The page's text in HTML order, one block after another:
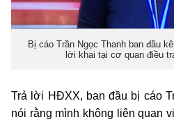
Bị cáo Trần Ngọc Thanh ban đầu
lời khai tại cơ quan điều
Trả lời HĐXX, ban đầu bị cáo
nói rằng mình không liên quan